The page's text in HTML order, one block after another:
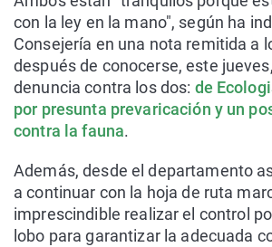
con la ley en la mano", según ha
Consejería en una nota remitida a
después de conocerse, este
denuncia contra los dos: de
por presunta prevaricación y un
contra la fauna.
Además, desde el departamento
a continuar con la hoja de ruta
imprescindible realizar el control
lobo para garantizar la adecuada